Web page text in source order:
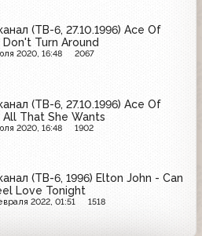
(ТВ-6, 27.10.1996) Ace Of
Don't Turn Around
2020, 16:48 2067
(ТВ-6, 27.10.1996) Ace Of
All That She Wants
2020, 16:48 1902
(ТВ-6, 1996) Elton John - Can
Love Tonight
2022, 01:51 1518